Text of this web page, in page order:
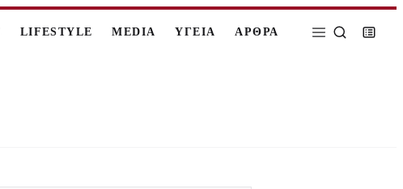
LIFESTYLE MEDIA ΥΓΕΙΑ ΑΡΘΡΑ